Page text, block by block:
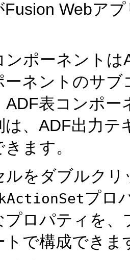
Webア
ンポーネント
ーネントのサ
ADF表コンポ
は、ADF出力
ます。
ルをダブルク
プロ
プロパティを
トで構成できま